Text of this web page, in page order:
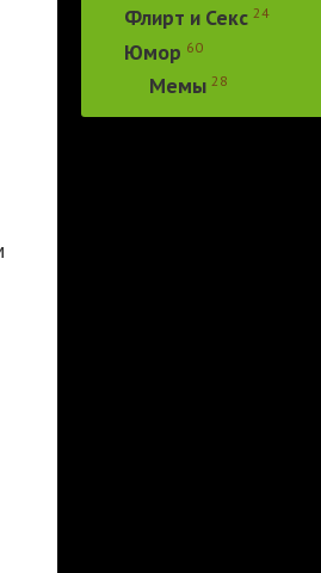
Флирт и Секс 24
Юмор 60
Мемы 28